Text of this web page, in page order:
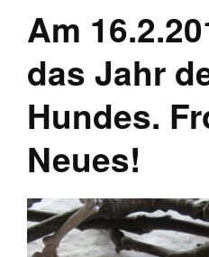
Am
das Jahr
Hundes.
Neues!